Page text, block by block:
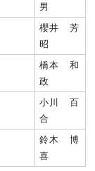
男
櫻井 芳
昭
橋本 和
政
小川 百
合
鈴木 博
喜